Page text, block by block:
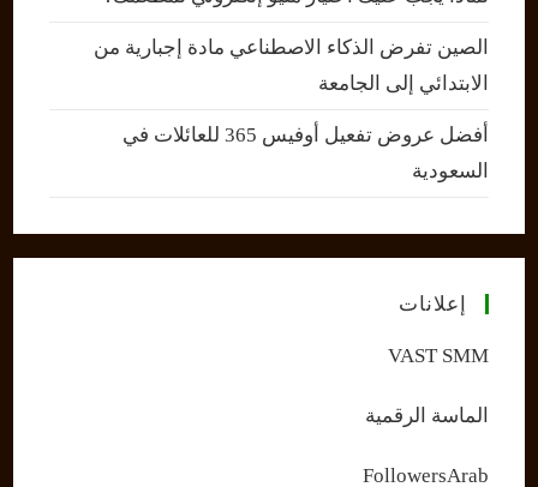
الصين تفرض الذكاء الاصطناعي مادة إجبارية من
الابتدائي إلى الجامعة
أفضل عروض تفعيل أوفيس 365 للعائلات في
السعودية
إعلانات
VAST SMM
الماسة الرقمية
FollowersArab